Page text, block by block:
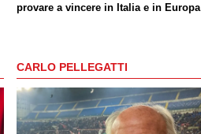
provare a vincere in Italia e in Europa
CARLO PELLEGATTI